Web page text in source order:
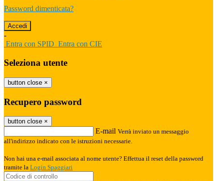
Password dimenticata?
-
Entra con SPID Entra con CIE
Seleziona utente
button close ×
Recupero password
button close ×
E-mail Verrà inviato un messaggio
all'indirizzo indicato con le istruzioni necessarie.
Non hai una e-mail associata al nome utente? Effettua il reset della password
tramite la Login Spaggiari